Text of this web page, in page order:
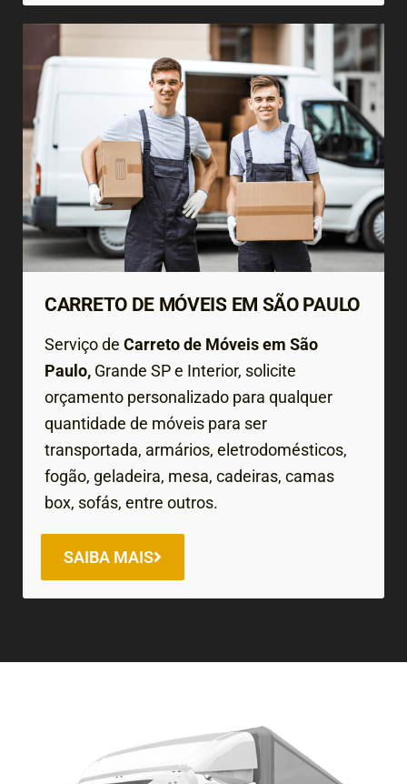
CARRETO DE MÓVEIS EM SÃO PAULO
Serviço de Carreto de Móveis em São
Paulo, Grande SP e Interior, solicite
orçamento personalizado para qualquer
quantidade de móveis para ser
transportada, armários, eletrodomésticos,
fogão, geladeira, mesa, cadeiras, camas
box, sofás, entre outros.
SAIBA MAIS